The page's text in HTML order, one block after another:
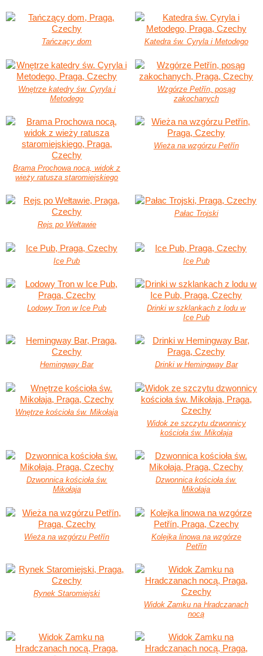
Tańczący dom Katedra św. Cyryla i Metodego
Wnętrze katedry św. Cyryla i
Metodego
Wzgórze Petřín, posąg
zakochanych
Brama Prochowa nocą, widok z
wieży ratusza staromiejskiego
Wieża na wzgórzu Petřín
Rejs po Wełtawie
Pałac Trojski
Ice Pub Ice Pub
Lodowy Tron w Ice Pub
Drinki w szklankach z lodu w
Ice Pub
Hemingway Bar Drinki w Hemingway Bar
Wnętrze kościoła św. Mikołaja
Widok ze szczytu dzwonnicy
kościoła św. Mikołaja
Dzwonnica kościoła św.
Mikołaja
Dzwonnica kościoła św.
Mikołaja
Wieża na wzgórzu Petřín
Kolejka linowa na wzgórze
Petřín
Rynek Staromiejski
Widok Zamku na Hradczanach
nocą